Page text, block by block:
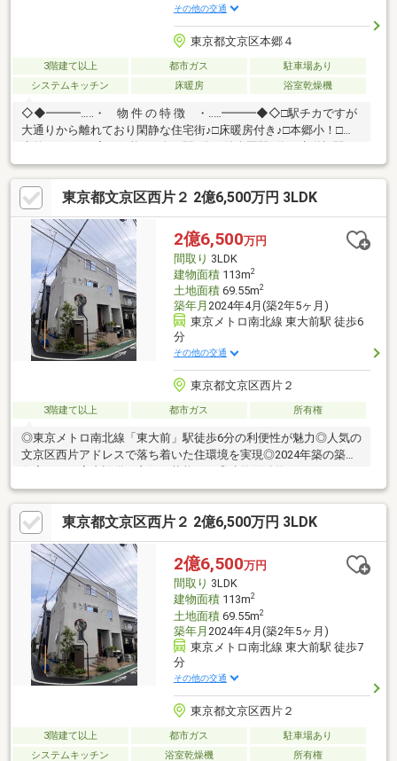
その他の交通
東京都文京区本郷４
3階建て以上 都市ガス
駐車場あり
システムキッチン
床暖房 浴室乾燥機
◇◆━━━…‥・ 物 件 の 特 徴 ・‥…━━━◆◇□駅チカですが
大通りから離れており閑静な住宅街♪□床暖房付き♪□本郷小！□将
利用可能♪□こだわりの1枚鏡ハイグレード洗面♪♪物件のお問合せ
はアドキャスト三軒茶屋支店まで【0120-974313】♪♪
東京都文京区西片２ 2億6,500万円 3LDK
2億6,500万円
間取り 3LDK
建物面積113m2
土地面積69.55m2
築年月 2024年4月(築2年5ヶ月)
東京メトロ南北線 東大前駅 徒歩6
分
その他の交通
東京都文京区西片２
3階建て以上 都市ガス 所有権
◎東京メトロ南北線「東大前」駅徒歩6分の利便性が魅力◎人気の
文京区西片アドレスで落ち着いた住環境を実現◎2024年築の築浅
りある空間で家族が快適に生活◎教育施設や生活利便施設が揃う
文京区ならではの環境♪現地内覧予約受付中です♪見学をご希望の
方は『見学予約をする』ボタンから事前にご予約ください。【資
料請求】は上記ボタンよりお進みください。電話からは
⇒TEL0120-002-237【通話料無料】♪ご案内時間の目安になります
♪□現地／物件見学（30分～）□資金計画のご相談（30分～）□ご希
望条件のご相談（15分～）
東京都文京区西片２ 2億6,500万円 3LDK
2億6,500万円
間取り 3LDK
建物面積113m2
土地面積69.55m2
築年月 2024年4月(築2年5ヶ月)
東京メトロ南北線 東大前駅 徒歩7
分
その他の交通
東京都文京区西片２
3階建て以上 都市ガス
駐車場あり
システムキッチン
浴室乾燥機 所有権